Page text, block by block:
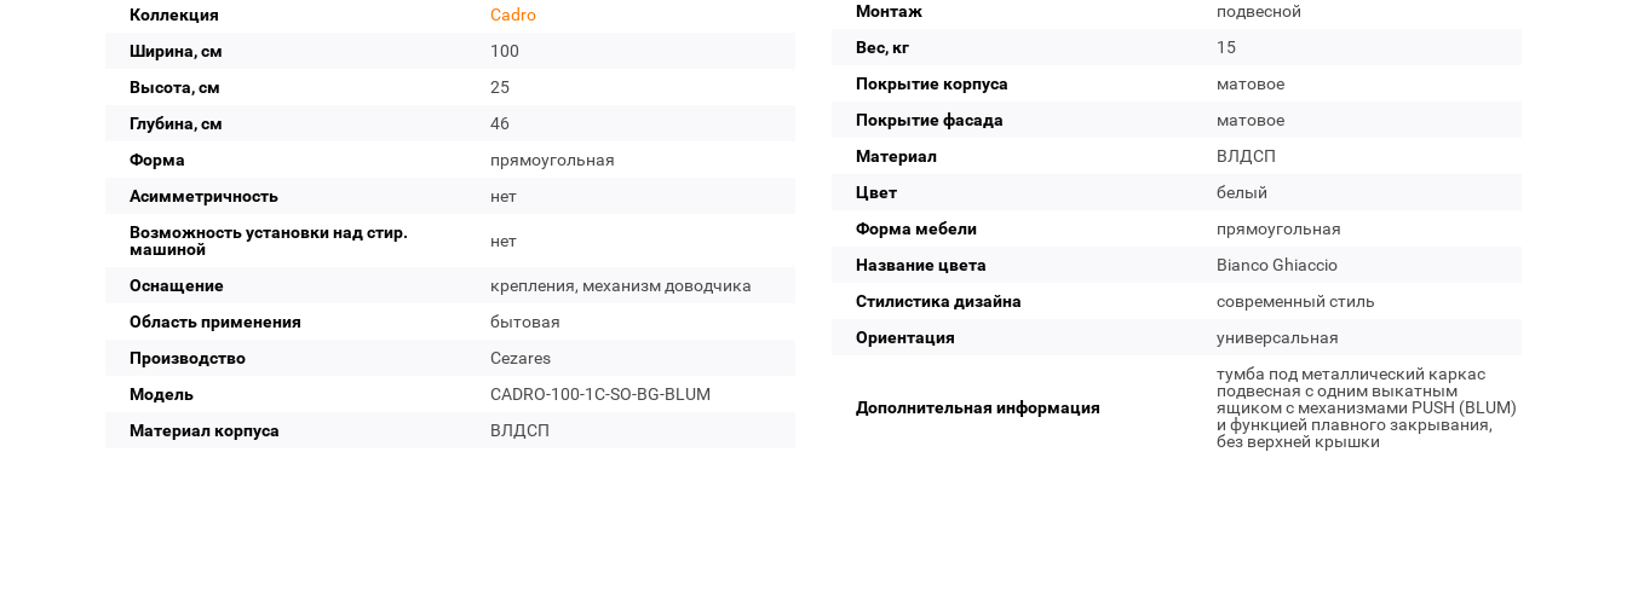
Коллекция
Cadro
Ширина, см
100
Высота, см
25
Глубина, см
46
Форма
прямоугольная
Асимметричность
нет
Возможность установки над стир.
машиной
нет
Оснащение
крепления, механизм доводчика
Область применения
бытовая
Производство
Cezares
Модель
CADRO-100-1C-SO-BG-BLUM
Материал корпуса
ВЛДСП
Монтаж
подвесной
Вес, кг
15
Покрытие корпуса
матовое
Покрытие фасада
матовое
Материал
ВЛДСП
Цвет
белый
Форма мебели
прямоугольная
Название цвета
Bianco Ghiaccio
Стилистика дизайна
современный стиль
Ориентация
универсальная
Дополнительная информация
тумба под металлический каркас
подвесная с одним выкатным
ящиком c механизмами PUSH (BLUM)
и функцией плавного закрывания,
без верхней крышки